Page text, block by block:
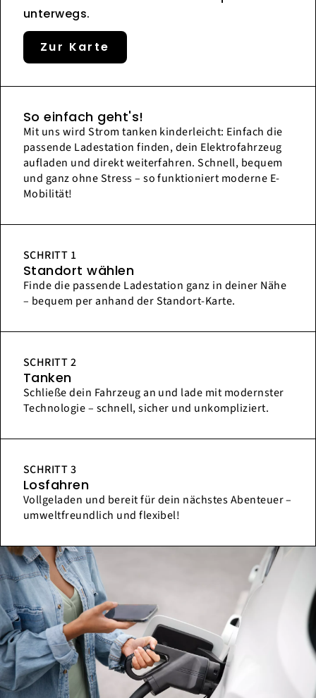
unterwegs.
Zur Karte
So einfach geht's!
Mit uns wird Strom tanken kinderleicht: Einfach die
passende Ladestation finden, dein Elektrofahrzeug
aufladen und direkt weiterfahren. Schnell, bequem
und ganz ohne Stress – so funktioniert moderne E-
Mobilität!
SCHRITT 1
Standort wählen
Finde die passende Ladestation ganz in deiner Nähe
– bequem per anhand der Standort-Karte.
SCHRITT 2
Tanken
Schließe dein Fahrzeug an und lade mit modernster
Technologie – schnell, sicher und unkompliziert.
SCHRITT 3
Losfahren
Vollgeladen und bereit für dein nächstes Abenteuer –
umweltfreundlich und flexibel!